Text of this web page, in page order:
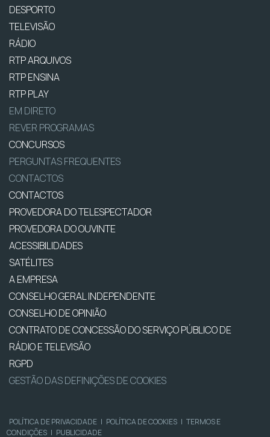
DESPORTO
TELEVISÃO
RÁDIO
RTP ARQUIVOS
RTP ENSINA
RTP PLAY
EM DIRETO
REVER PROGRAMAS
CONCURSOS
PERGUNTAS FREQUENTES
CONTACTOS
CONTACTOS
PROVEDORA DO TELESPECTADOR
PROVEDORA DO OUVINTE
ACESSIBILIDADES
SATÉLITES
A EMPRESA
CONSELHO GERAL INDEPENDENTE
CONSELHO DE OPINIÃO
CONTRATO DE CONCESSÃO DO SERVIÇO PÚBLICO DE
RÁDIO E TELEVISÃO
RGPD
GESTÃO DAS DEFINIÇÕES DE COOKIES
POLÍTICA DE PRIVACIDADE | POLÍTICA DE COOKIES | TERMOS E
CONDIÇÕES | PUBLICIDADE